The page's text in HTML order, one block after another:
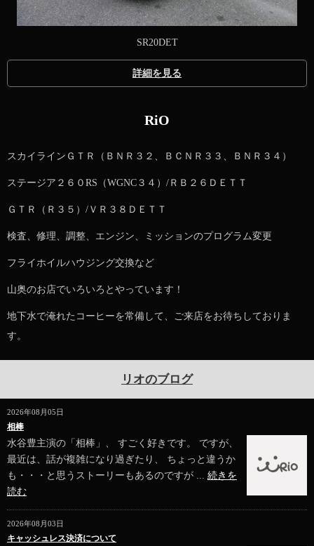
SR20DET
詳細を見る
RiO
スカイラインＧＴＲ（ＢＮＲ３２、ＢＣＮＲ３３、ＢＮＲ３４）
ステージア２６０RS（WGNC３４）/ＲＢ２６ＤＥＴＴ
ＧＴＲ（Ｒ３５）/ＶＲ３８ＤＥＴＴ
検査、修理、調整、エンジン、ミッションのプログラム変更
フライホイルハウジング交換など
山奥のお店でいろいろとやっています！
地下水で淹れたコーヒーを常備して、ご来店をお待ちしておりま
す。
リオのブログ
2026年08月05日
相棒
水谷豊主演の「相棒」、 すごく好きです。 ですが、
最近は、話が複雑になり過ぎたり、 ちょっと違うか
も・・・と思うストーリーもあるのですが ... 続きを
読む
2026年08月03日
キャッシュレス決済について